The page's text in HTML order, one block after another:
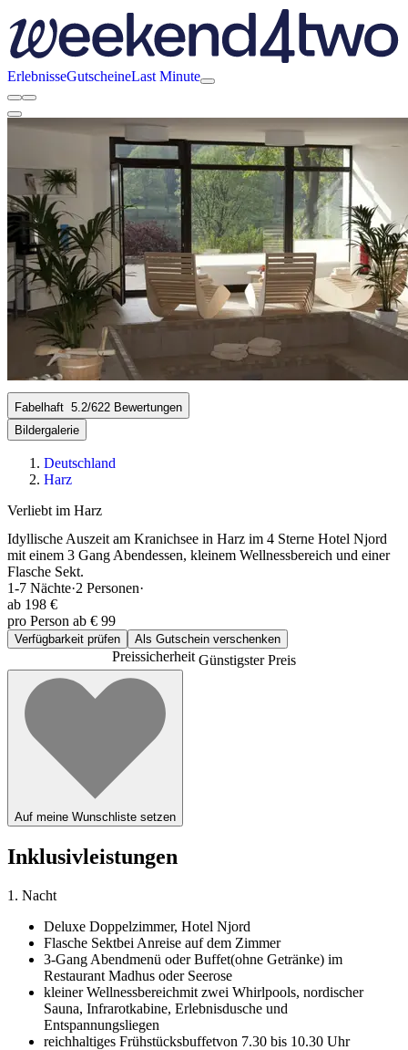
ErlebnisseGutscheineLast Minute
Fabelhaft 5.2/622 Bewertungen
Bildergalerie
Deutschland
Harz
Verliebt im Harz
Idyllische Auszeit am Kranichsee in Harz im 4 Sterne Hotel Njord
mit einem 3 Gang Abendessen, kleinem Wellnessbereich und einer
Flasche Sekt.
1-7 Nächte·2 Personen·
ab 198 €
pro Person ab € 99
Verfügbarkeit prüfen Als Gutschein verschenken
PreissicherheitGünstigster Preis
Auf meine Wunschliste setzen
Inklusivleistungen
1. Nacht
Deluxe Doppelzimmer, Hotel Njord
Flasche Sektbei Anreise auf dem Zimmer
3-Gang Abendmenü oder Buffet(ohne Getränke) im
Restaurant Madhus oder Seerose
kleiner Wellnessbereichmit zwei Whirlpools, nordischer
Sauna, Infrarotkabine, Erlebnisdusche und
Entspannungsliegen
reichhaltiges Frühstücksbuffetvon 7.30 bis 10.30 Uhr